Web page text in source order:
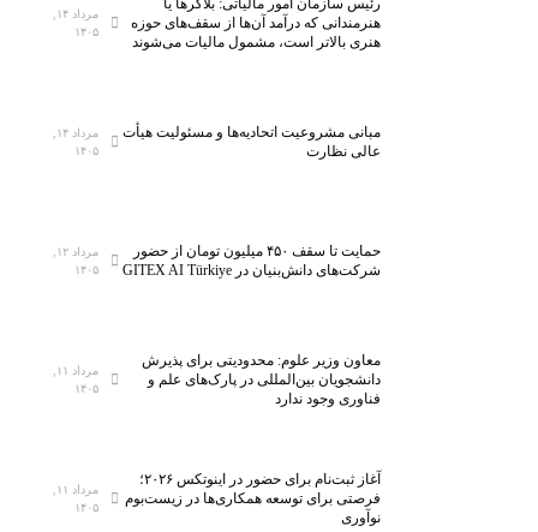
رئیس سازمان امور مالیاتی: بلاگر‌ها یا
هنرمندانی که درآمد آن‌ها از سقف‌های حوزه
هنری بالاتر است، مشمول مالیات می‌شوند
۱۴۰۵
مبانی مشروعیت اتحادیه‌ها و مسئولیت هیأت
عالی نظارت
۱۴۰۵
حمایت تا سقف ۴۵۰ میلیون تومان از حضور
شرکت‌های دانش‌بنیان در GITEX AI Türkiye
۱۴۰۵
معاون وزیر علوم: محدودیتی برای پذیرش
دانشجویان بین‌المللی در پارک‌های علم و
فناوری وجود ندارد
۱۴۰۵
آغاز ثبت‌نام برای حضور در اینوتکس ۲۰۲۶؛
فرصتی برای توسعه همکاری‌ها در زیست‌بوم
نوآوری
۱۴۰۵